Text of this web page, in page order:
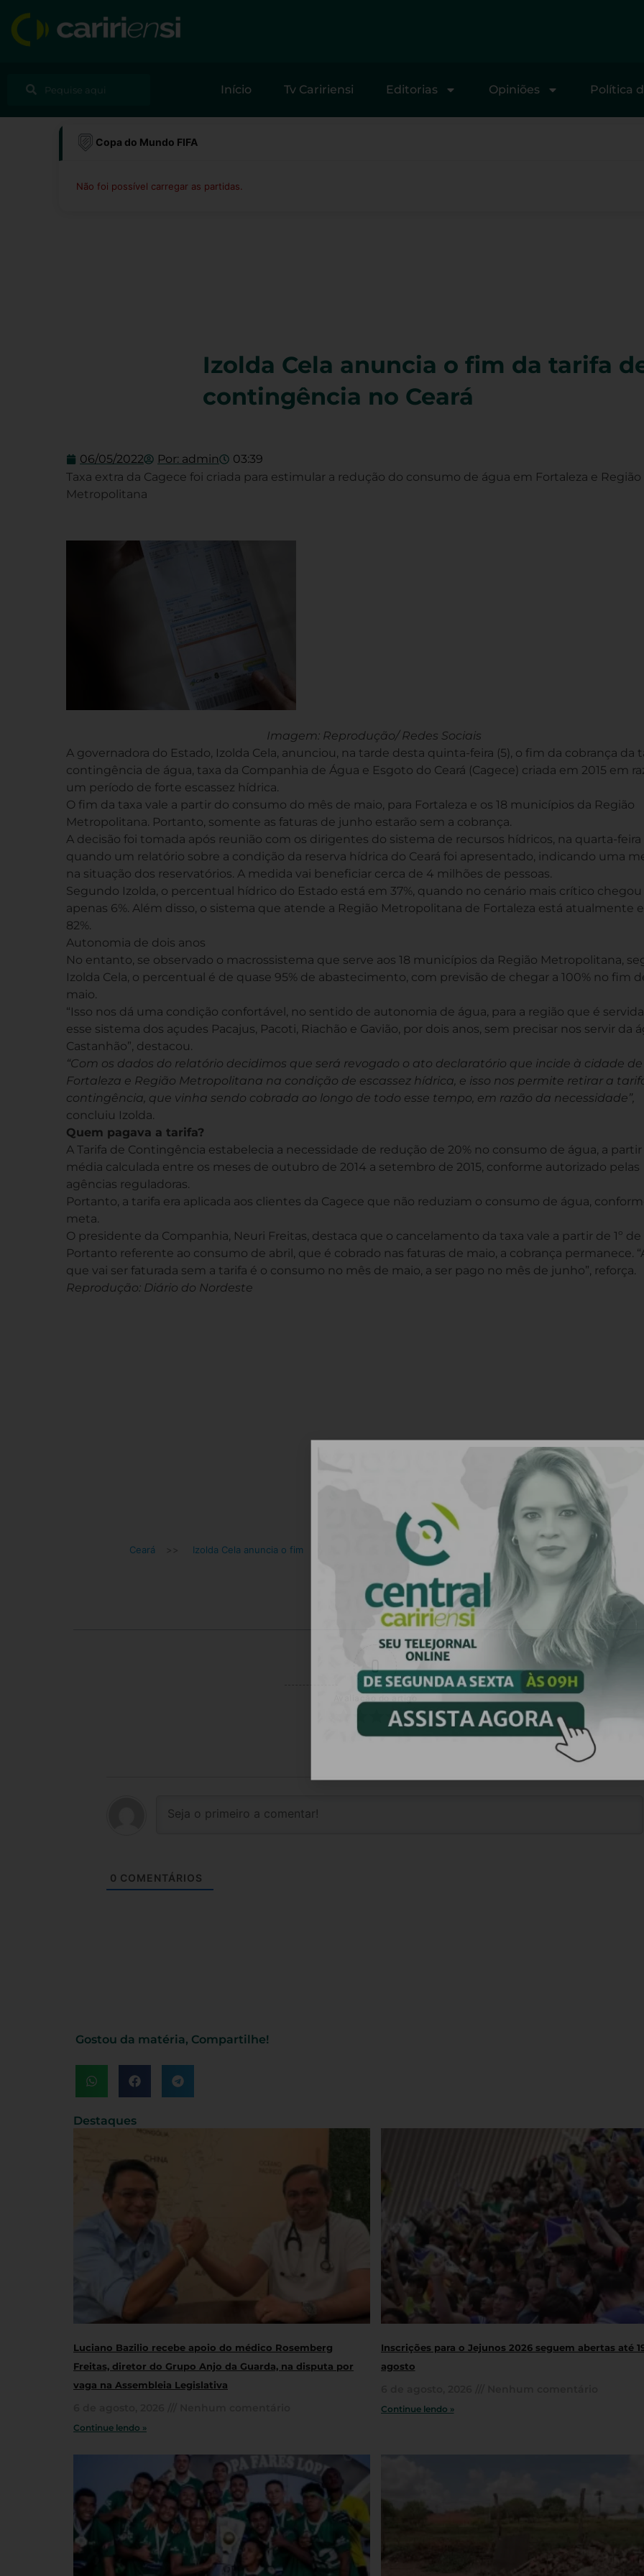
para
Pesquisar
Início Tv Caririensi Editorias Opiniões Política
Copa do Mundo FIFA
Não foi possível carregar as partidas.
Izolda Cela anuncia o fim da tarifa
contingência no Ceará
06/05/2022 Por: admin
03:39
Taxa extra da Cagece foi criada para estimular a redução do consumo de água em Fortaleza e Região
Metropolitana
Imagem: Reprodução/ Redes Sociais
A governadora do Estado, Izolda Cela, anunciou, na tarde desta quinta-feira (5), o fim da cobrança da
contingência de água, taxa da Companhia de Água e Esgoto do Ceará (Cagece) criada em 2015 em
um período de forte escassez hídrica.
O fim da taxa vale a partir do consumo do mês de maio, para Fortaleza e os 18 municípios da Região
Metropolitana. Portanto, somente as faturas de junho estarão sem a cobrança.
A decisão foi tomada após reunião com os dirigentes do sistema de recursos hídricos, na quarta-feira
quando um relatório sobre a condição da reserva hídrica do Ceará foi apresentado, indicando uma
na situação dos reservatórios. A medida vai beneficiar cerca de 4 milhões de pessoas.
Segundo Izolda, o percentual hídrico do Estado está em 37%, quando no cenário mais crítico chegou
apenas 6%. Além disso, o sistema que atende a Região Metropolitana de Fortaleza está atualmente
82%.
Autonomia de dois anos
No entanto, se observado o macrossistema que serve aos 18 municípios da Região Metropolitana,
Izolda Cela, o percentual é de quase 95% de abastecimento, com previsão de chegar a 100% no fim
maio.
“Isso nos dá uma condição confortável, no sentido de autonomia de água, para a região que é
esse sistema dos açudes Pacajus, Pacoti, Riachão e Gavião, por dois anos, sem precisar nos servir da
Castanhão”, destacou.
“Com os dados do relatório decidimos que será revogado o ato declaratório que incide à cidade de
Fortaleza e Região Metropolitana na condição de escassez hídrica, e isso nos permite retirar a
contingência, que vinha sendo cobrada ao longo de todo esse tempo, em razão da necessidade”,
concluiu Izolda.
Quem pagava a tarifa?
A Tarifa de Contingência estabelecia a necessidade de redução de 20% no consumo de água, a partir
média calculada entre os meses de outubro de 2014 a setembro de 2015, conforme autorizado pelas
agências reguladoras.
Portanto, a tarifa era aplicada aos clientes da Cagece que não reduziam o consumo de água,
meta.
O presidente da Companhia, Neuri Freitas, destaca que o cancelamento da taxa vale a partir de 1º de
Portanto referente ao consumo de abril, que é cobrado nas faturas de maio, a cobrança permanece.
que vai ser faturada sem a tarifa é o consumo no mês de maio, a ser pago no mês de junho”, reforça.
Reprodução: Diário do Nordeste
Ceará >> Izolda Cela anuncia o fim
0
0 COMENTÁRIOS
Gostou da matéria, Compartilhe!
Destaques
Luciano Bazilio recebe apoio do médico Rosemberg
Freitas, diretor do Grupo Anjo da Guarda, na disputa por
vaga na Assembleia Legislativa
Continue lendo »
Inscrições para o Jejunos 2026 seguem abertas até
agosto
Continue lendo »